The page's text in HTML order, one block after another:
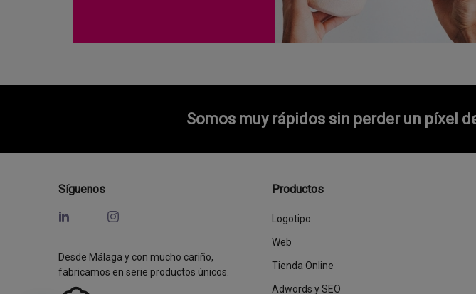
Somos muy rápidos sin perder un píxel
Síguenos
Desde Málaga y con mucho cariño,
fabricamos en serie productos únicos.
Productos
Logotipo
Web
Tienda Online
Adwords y SEO